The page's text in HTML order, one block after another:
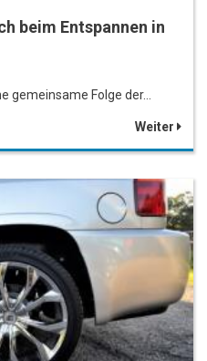
beim Entspannen in
gemeinsame Folge der…
Weiter